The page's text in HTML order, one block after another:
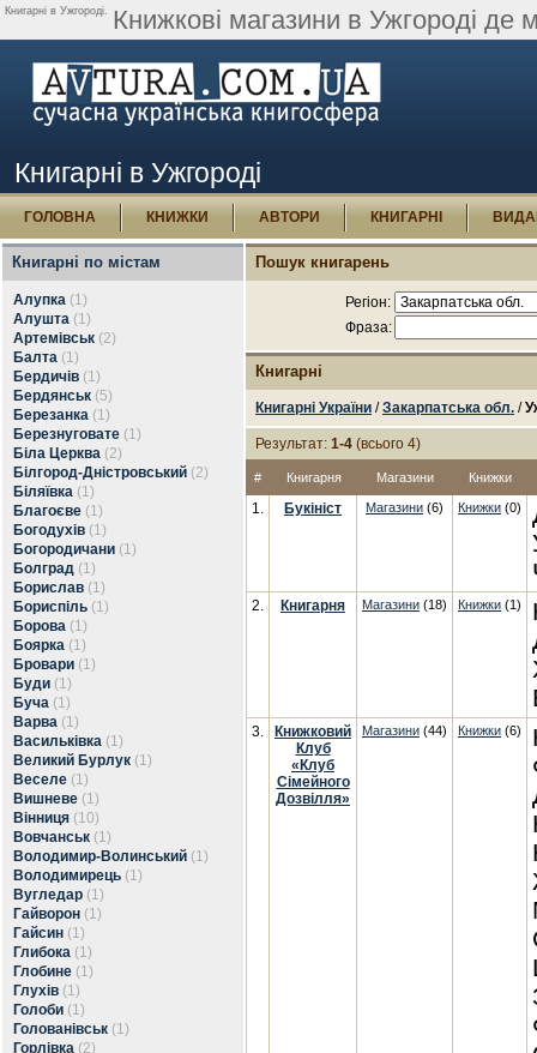
Книгарні в Ужгороді. Книжкові магазини в Ужгороді де
Книгарні в Ужгороді
ГОЛОВНА КНИЖКИ АВТОРИ КНИГАРНІ
Книгарні по містам
Алупка (1)
Алушта (1)
Артемівськ (2)
Балта (1)
Бердичів (1)
Бердянськ (5)
Березанка (1)
Березнуговате (1)
Біла Церква (2)
Білгород-Дністровський (2)
Біляївка (1)
Благоєве (1)
Богодухів (1)
Богородичани (1)
Болград (1)
Борислав (1)
Бориспіль (1)
Борова (1)
Боярка (1)
Бровари (1)
Буди (1)
Буча (1)
Варва (1)
Васильківка (1)
Великий Бурлук (1)
Веселе (1)
Вишневе (1)
Вінниця (10)
Вовчанськ (1)
Володимир-Волинський (1)
Володимирець (1)
Вугледар (1)
Гайворон (1)
Гайсин (1)
Глибока (1)
Глобине (1)
Глухів (1)
Голоби (1)
Голованівськ (1)
Горлівка (2)
Пошук книгарень
Регіон:
Фраза:
Книгарні
Книгарні України /Закарпатська обл. /
Результат: 1-4 (всього 4)
# Книгарня Магазини Книжки
1. Букініст Магазини (6) Книжки (0)
2. Книгарня Магазини (18) Книжки (1)
3.
Книжковий
Клуб
«Клуб
Сімейного
Дозвілля»
Магазини (44) Книжки (6)